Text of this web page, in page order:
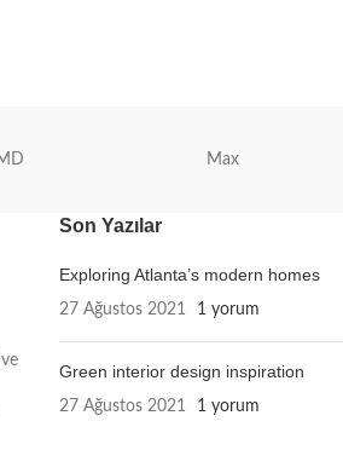
Max
Son Yazılar
Exploring Atlanta’s modern homes
27 Ağustos 2021 1 yorum
Green interior design inspiration
27 Ağustos 2021 1 yorum